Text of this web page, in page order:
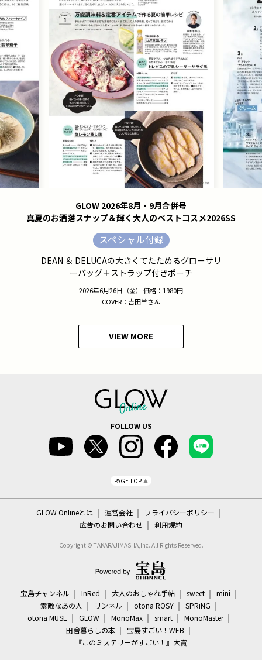
GLOW 2026年8月・9月合併号
真夏のお洒落スナップ＆輝く大人のベストコスメ2026SS
スペシャル付録
DEAN ＆ DELUCAの大きくてたためるグローサリ
ーバッグ＋ストラップ付きポーチ
2026年6月26日（金） 価格：1980円
COVER：吉田羊さん
VIEW MORE
FOLLOW US
PAGE TOP
GLOW Onlineとは 運営会社
プライバシーポリシー
広告のお問い合わせ
利用規約
Copyright © TAKARAJIMASHA,Inc. All Rights Reserved.
宝島チャンネル InRed 大人のおしゃれ手帖 sweet
mini
素敵なあの人
リンネル otona ROSY
SPRiNG
otona MUSE
GLOW MonoMax smart
MonoMaster
田舎暮らしの本
宝島すごい！WEB
『このミステリーがすごい！』大賞